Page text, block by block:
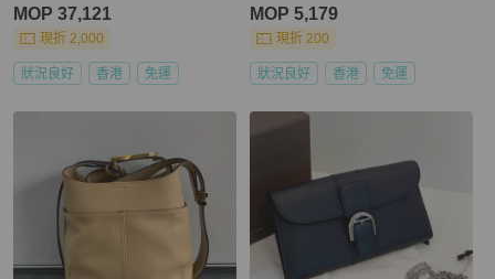
MOP 37,121
現折 2,000
狀況良好 香港 免運
MOP 5,179
現折 200
狀況良好 香港 免運